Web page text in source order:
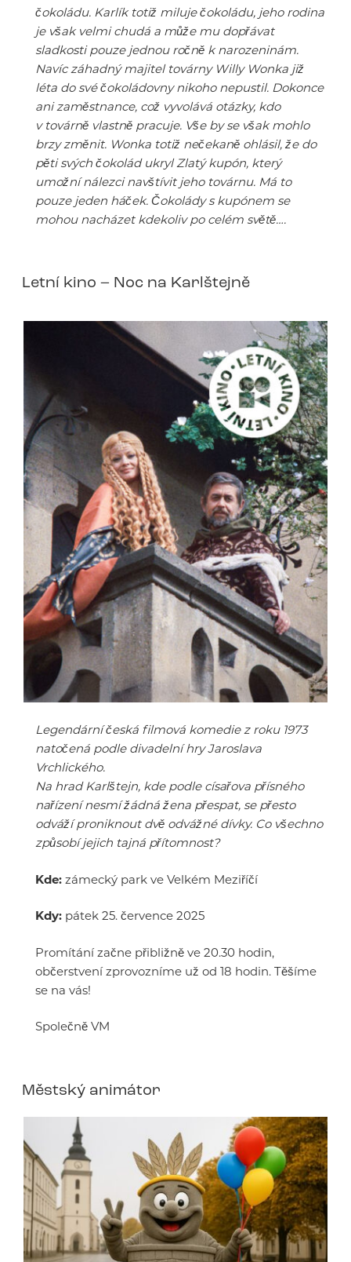
čokoládu. Karlík totiž miluje čokoládu, jeho rodina
je však velmi chudá a může mu dopřávat
sladkosti pouze jednou ročně k narozeninám.
Navíc záhadný majitel továrny Willy Wonka již
léta do své čokoládovny nikoho nepustil. Dokonce
ani zaměstnance, což vyvolává otázky, kdo
v továrně vlastně pracuje. Vše by se však mohlo
brzy změnit. Wonka totiž nečekaně ohlásil, že do
pěti svých čokolád ukryl Zlatý kupón, který
umožní nálezci navštívit jeho továrnu. Má to
pouze jeden háček. Čokolády s kupónem se
mohou nacházet kdekoliv po celém světě….
Letní kino – Noc na Karlštejně
Legendární česká filmová komedie z roku 1973
natočená podle divadelní hry Jaroslava
Vrchlického.
Na hrad Karlštejn, kde podle císařova přísného
nařízení nesmí žádná žena přespat, se přesto
odváží proniknout dvě odvážné dívky. Co všechno
způsobí jejich tajná přítomnost?
Kde: zámecký park ve Velkém Meziříčí
Kdy: pátek 25. července 2025
Promítání začne přibližně ve 20.30 hodin,
občerstvení zprovozníme už od 18 hodin. Těšíme
se na vás!
Společně VM
Městský animátor